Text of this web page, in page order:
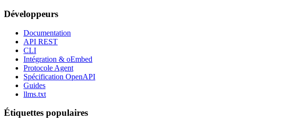
Développeurs
Documentation
API REST
CLI
Intégration & oEmbed
Protocole Agent
Spécification OpenAPI
Guides
llms.txt
Étiquettes populaires